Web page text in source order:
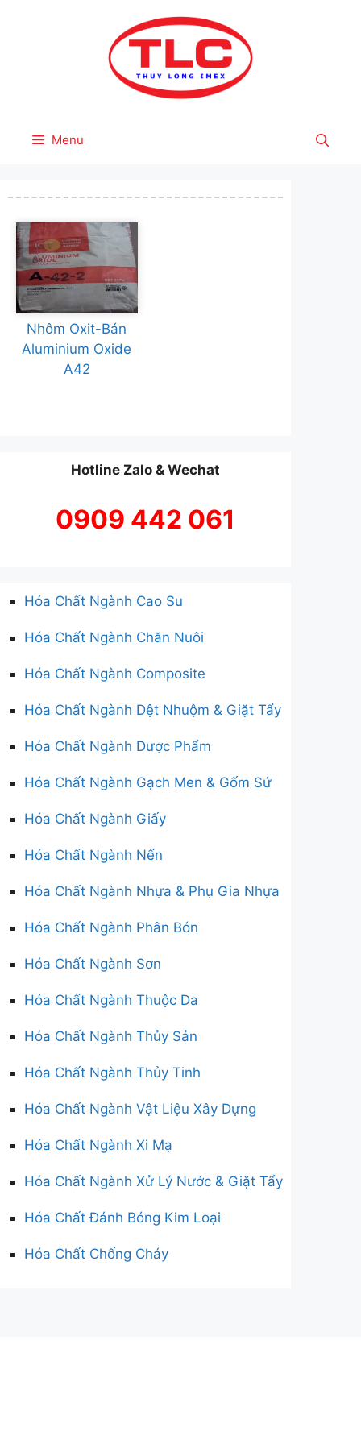
Menu
Nhôm Oxit-Bán
Aluminium Oxide
A42
Hotline Zalo & Wechat
0909 442 061
Hóa Chất Ngành Cao Su
Hóa Chất Ngành Chăn Nuôi
Hóa Chất Ngành Composite
Hóa Chất Ngành Dệt Nhuộm & Giặt Tẩy
Hóa Chất Ngành Dược Phẩm
Hóa Chất Ngành Gạch Men & Gốm Sứ
Hóa Chất Ngành Giấy
Hóa Chất Ngành Nến
Hóa Chất Ngành Nhựa & Phụ Gia Nhựa
Hóa Chất Ngành Phân Bón
Hóa Chất Ngành Sơn
Hóa Chất Ngành Thuộc Da
Hóa Chất Ngành Thủy Sản
Hóa Chất Ngành Thủy Tinh
Hóa Chất Ngành Vật Liệu Xây Dựng
Hóa Chất Ngành Xi Mạ
Hóa Chất Ngành Xử Lý Nước & Giặt Tẩy
Hóa Chất Đánh Bóng Kim Loại
Hóa Chất Chống Cháy